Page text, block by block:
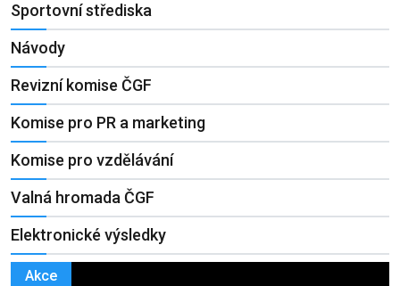
Sportovní střediska
Návody
Revizní komise ČGF
Komise pro PR a marketing
Komise pro vzdělávání
Valná hromada ČGF
Elektronické výsledky
Akce